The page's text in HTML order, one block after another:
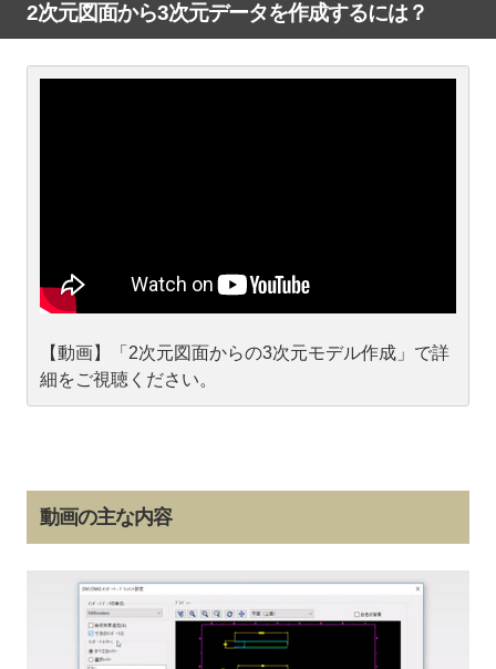
2次元図面から3次元データを作成するには？
【動画】「2次元図面からの3次元モデル作成」で詳
細をご視聴ください。
動画の主な内容